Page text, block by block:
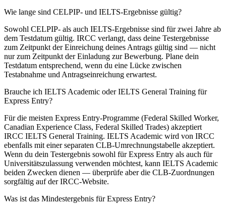
Wie lange sind CELPIP- und IELTS-Ergebnisse gültig?
Sowohl CELPIP- als auch IELTS-Ergebnisse sind für zwei Jahre ab
dem Testdatum gültig. IRCC verlangt, dass deine Testergebnisse
zum Zeitpunkt der Einreichung deines Antrags gültig sind — nicht
nur zum Zeitpunkt der Einladung zur Bewerbung. Plane dein
Testdatum entsprechend, wenn du eine Lücke zwischen
Testabnahme und Antragseinreichung erwartest.
Brauche ich IELTS Academic oder IELTS General Training für
Express Entry?
Für die meisten Express Entry-Programme (Federal Skilled Worker,
Canadian Experience Class, Federal Skilled Trades) akzeptiert
IRCC IELTS General Training. IELTS Academic wird von IRCC
ebenfalls mit einer separaten CLB-Umrechnungstabelle akzeptiert.
Wenn du dein Testergebnis sowohl für Express Entry als auch für
Universitätszulassung verwenden möchtest, kann IELTS Academic
beiden Zwecken dienen — überprüfe aber die CLB-Zuordnungen
sorgfältig auf der IRCC-Website.
Was ist das Mindestergebnis für Express Entry?